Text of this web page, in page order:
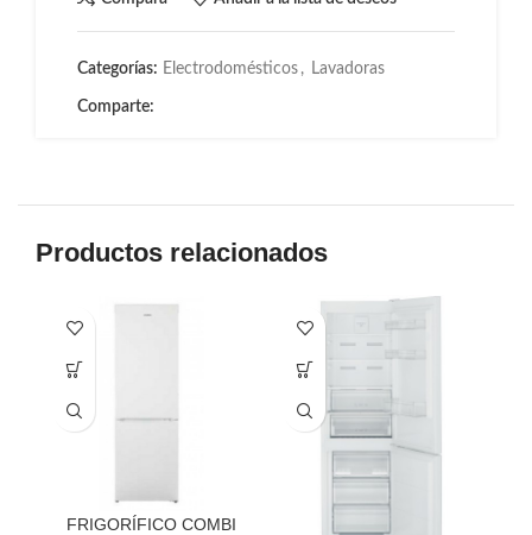
Categorías: Electrodomésticos , Lavadoras
Comparte:
Productos relacionados
FRIGORÍFICO COMBI